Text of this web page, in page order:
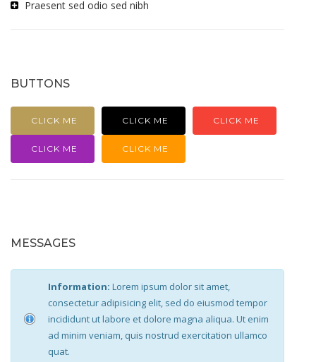
Praesent sed odio sed nibh
BUTTONS
CLICK ME CLICK ME CLICK ME
CLICK ME CLICK ME
MESSAGES
Information: Lorem ipsum dolor sit amet,
consectetur adipisicing elit, sed do eiusmod tempor
incididunt ut labore et dolore magna aliqua. Ut enim
ad minim veniam, quis nostrud exercitation ullamco
quat.